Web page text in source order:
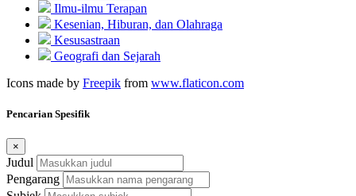
Ilmu-ilmu Terapan
Kesenian, Hiburan, dan Olahraga
Kesusastraan
Geografi dan Sejarah
Icons made by Freepik from www.flaticon.com
Pencarian Spesifik
×
Judul
Pengarang